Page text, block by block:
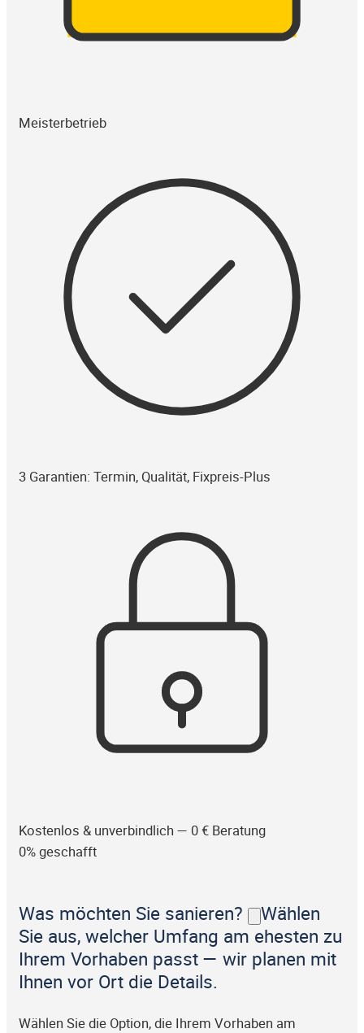
Meisterbetrieb
3 Garantien: Termin, Qualität, Fixpreis-Plus
Kostenlos & unverbindlich — 0 € Beratung
0% geschafft
Was möchten Sie sanieren?
Wählen
Sie aus, welcher Umfang am ehesten zu
Ihrem Vorhaben passt — wir planen mit
Ihnen vor Ort die Details.
Wählen Sie die Option, die Ihrem Vorhaben am